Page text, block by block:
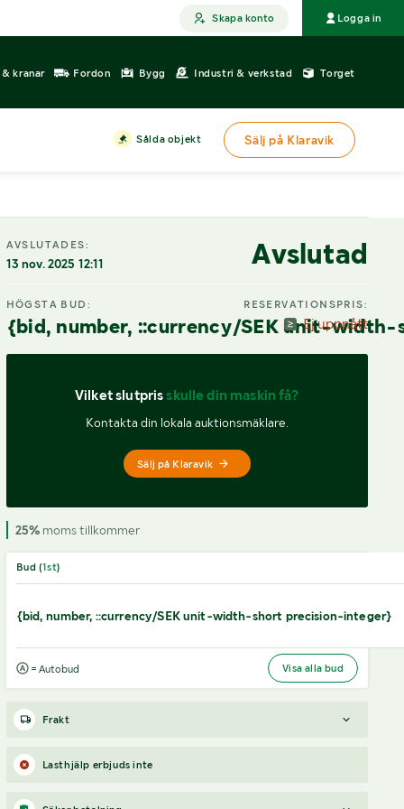
Skapa konto Logga in
kranar Fordon Bygg Industri & verkstad Torget
Sålda objekt Sälj på Klaravik
AVSLUTADES:
13 nov. 2025 12:11 Avslutad
HÖGSTA BUD:
{bid, number, ::currency/SEK unit-
RESERVATIONSPRIS:
Ej uppnått
Vilket slutpris skulle din maskin få?
Kontakta din lokala auktionsmäklare.
Sälj på Klaravik
25%moms tillkommer
Bud (1st)
{bid, number, ::currency/SEK unit-width-short precision-integer}
= Autobud Visa alla bud
Frakt
Boka frakt?Det finns ingen specifik information om frakt
för just det här objektet, men om du skickar oss en förfrågan
via vårt
Lasthjälp erbjuds inte